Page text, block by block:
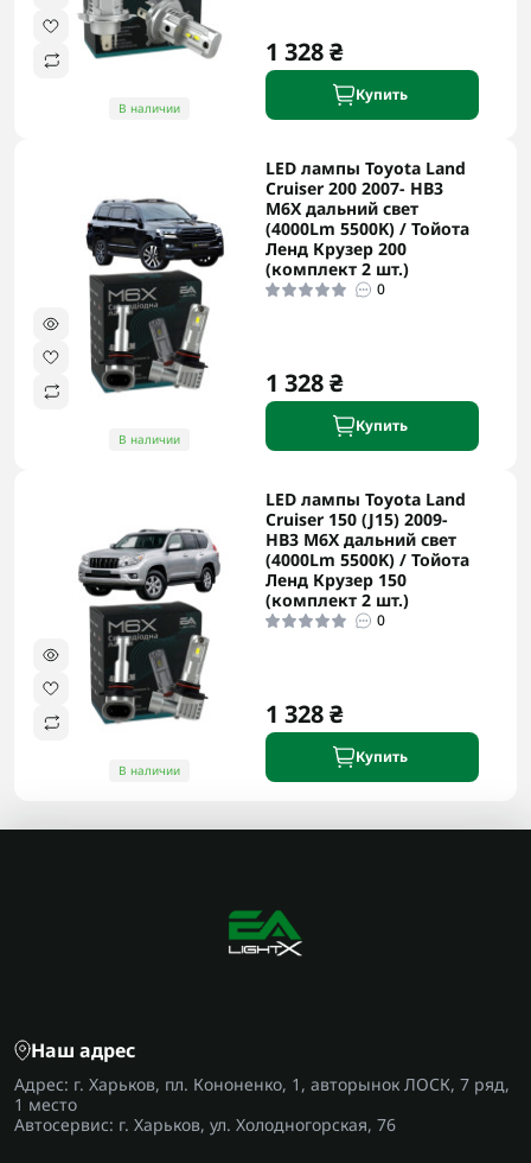
В наличии
1 328 ₴
Купить
В наличии
LED лампы Toyota Land
Cruiser 200 2007- HB3
M6X дальний свет
(4000Lm 5500K) / Тойота
Ленд Крузер 200
(комплект 2 шт.)
0
1 328 ₴
Купить
В наличии
LED лампы Toyota Land
Cruiser 150 (J15) 2009-
HB3 M6X дальний свет
(4000Lm 5500K) / Тойота
Ленд Крузер 150
(комплект 2 шт.)
0
1 328 ₴
Купить
Наш адрес
Адрес: г. Харьков, пл. Кононенко, 1, авторынок ЛОСК, 7 ряд,
1 место
Автосервис: г. Харьков, ул. Холодногорская, 76